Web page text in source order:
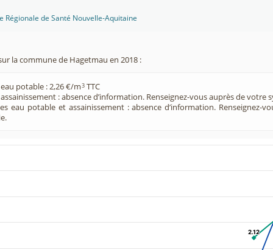
Régionale de Santé Nouvelle-Aquitaine
la commune de Hagetmau en 2018 :
potable : 2,26 €/m3 TTC
: absence d’information. Renseignez-vous auprès de votre
eau potable et assainissement : absence d’information. Renseignez-
2.12
2.12